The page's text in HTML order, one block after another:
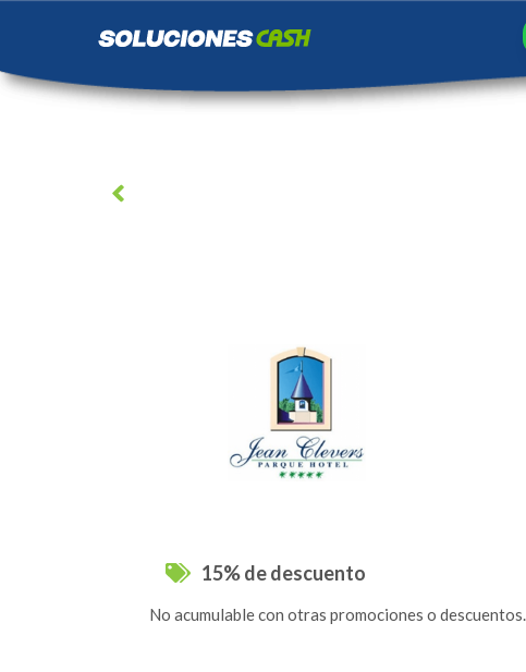
15% de descuento
No acumulable con otras promociones o